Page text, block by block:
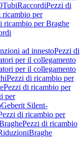
TubiRaccordiPezzi di
ricambio per
ricambio per Braghe
ad innestoPezzi di
per il collegamento
per il collegamento
Pezzi di ricambio per
Pezzi di ricambio per
per
Geberit Silent-
di ricambio per
Pezzi di ricambio
Braghe